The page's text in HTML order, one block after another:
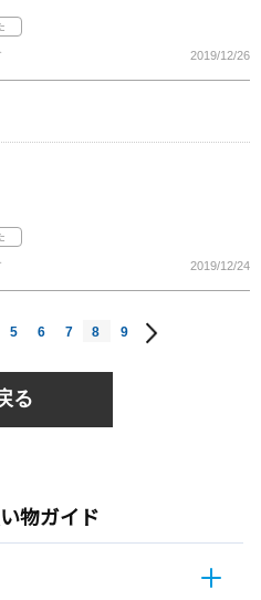
2019/12/26
2019/12/24
5 6 7 8 9
る
物ガイド